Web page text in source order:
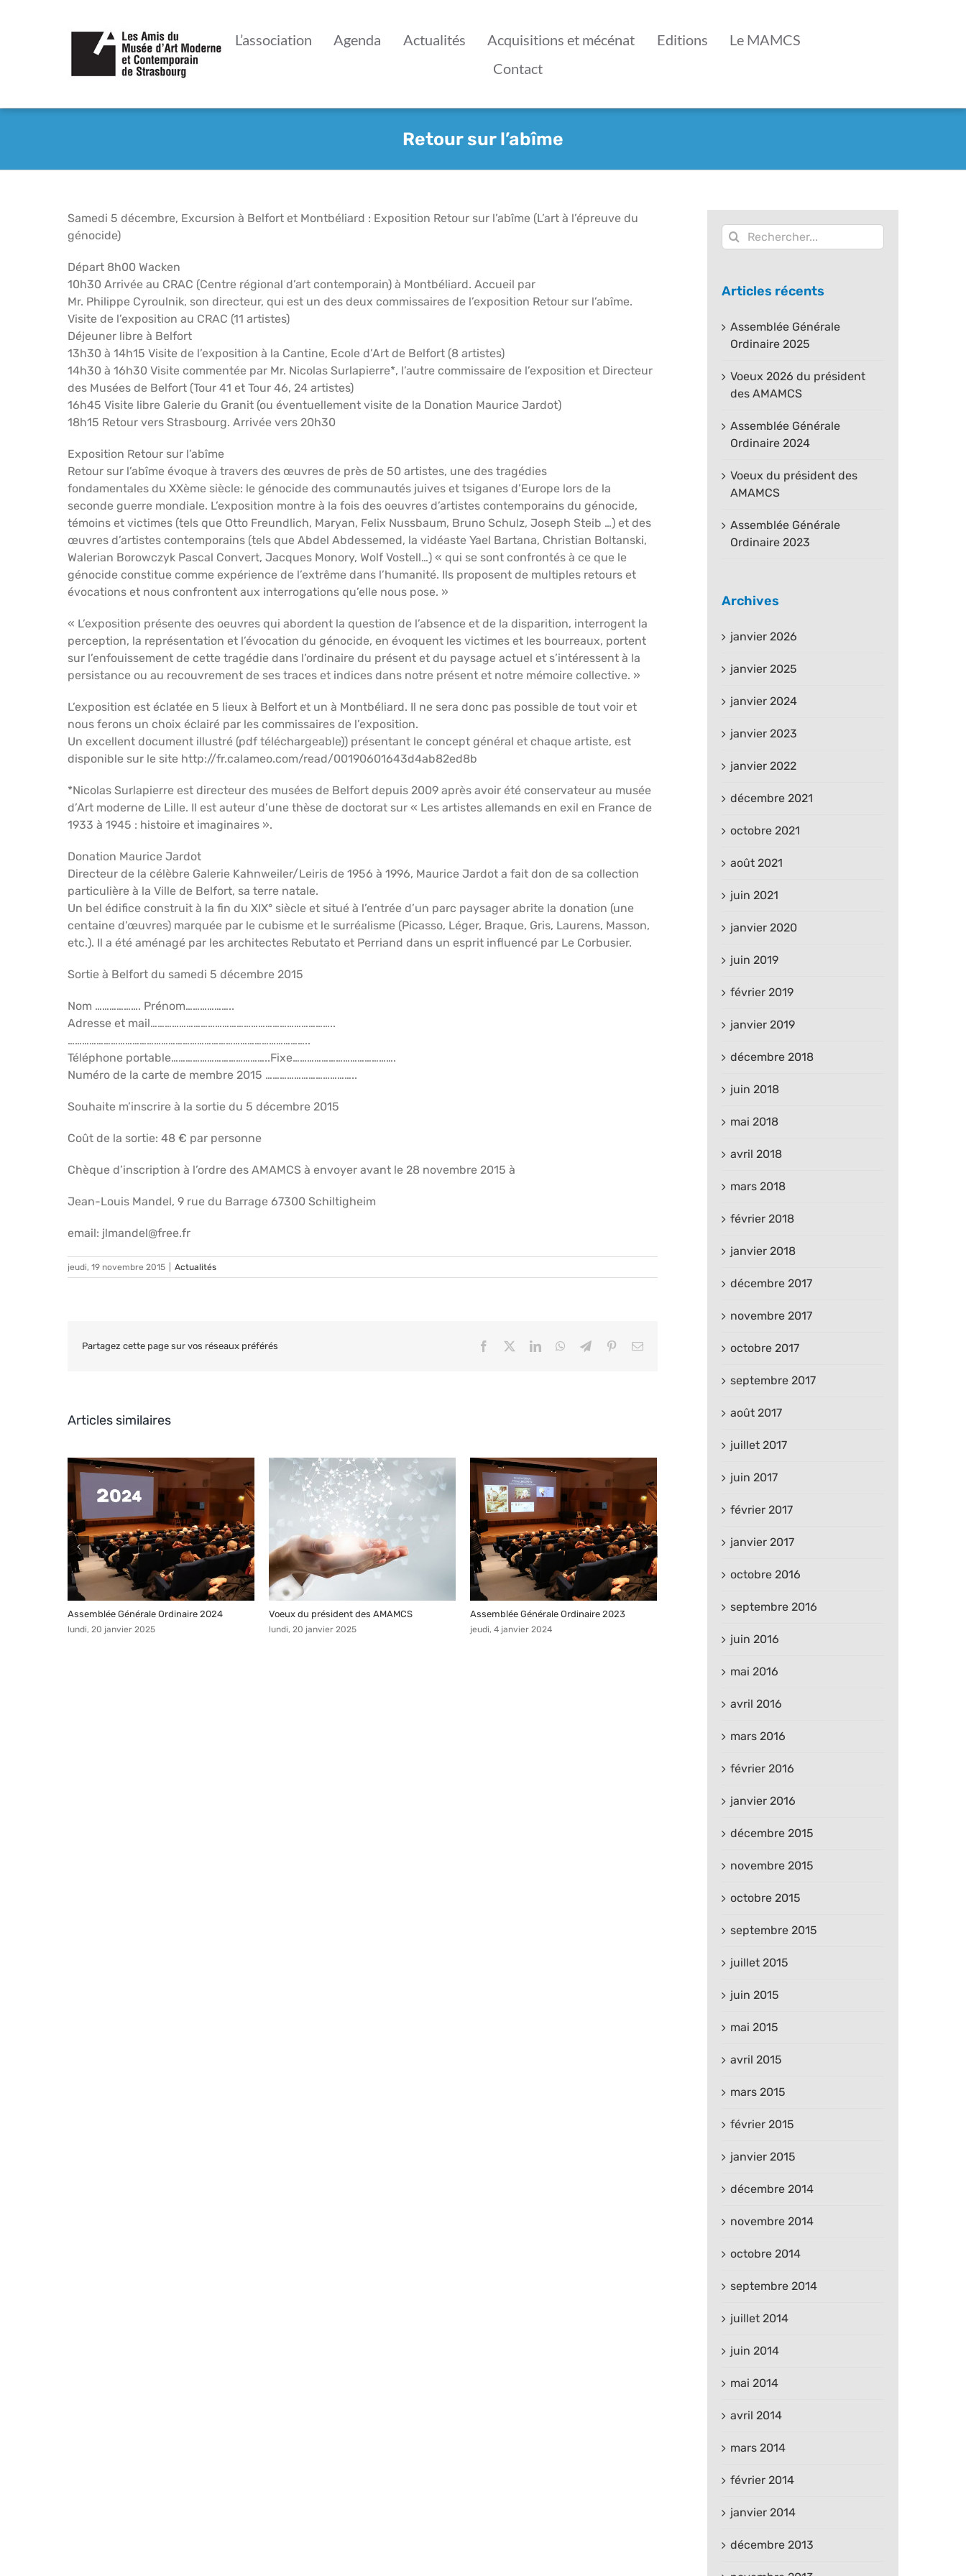
L’association Agenda Actualités Acquisitions et mécénat Editions
Le MAMCS
Contact
Retour sur l’abîme
Samedi 5 décembre, Excursion à Belfort et Montbéliard : Exposition Retour sur l’abîme (L’art à l’épreuve du
génocide)
Départ 8h00 Wacken
10h30 Arrivée au CRAC (Centre régional d’art contemporain) à Montbéliard. Accueil par
Mr. Philippe Cyroulnik, son directeur, qui est un des deux commissaires de l’exposition Retour sur l’abîme.
Visite de l’exposition au CRAC (11 artistes)
Déjeuner libre à Belfort
13h30 à 14h15 Visite de l’exposition à la Cantine, Ecole d’Art de Belfort (8 artistes)
14h30 à 16h30 Visite commentée par Mr. Nicolas Surlapierre*, l’autre commissaire de l’exposition et Directeur
des Musées de Belfort (Tour 41 et Tour 46, 24 artistes)
16h45 Visite libre Galerie du Granit (ou éventuellement visite de la Donation Maurice Jardot)
18h15 Retour vers Strasbourg. Arrivée vers 20h30
Exposition Retour sur l’abîme
Retour sur l’abîme évoque à travers des œuvres de près de 50 artistes, une des tragédies
fondamentales du XXème siècle: le génocide des communautés juives et tsiganes d’Europe lors de la
seconde guerre mondiale. L’exposition montre à la fois des oeuvres d’artistes contemporains du génocide,
témoins et victimes (tels que Otto Freundlich, Maryan, Felix Nussbaum, Bruno Schulz, Joseph Steib …) et des
œuvres d’artistes contemporains (tels que Abdel Abdessemed, la vidéaste Yael Bartana, Christian Boltanski,
Walerian Borowczyk Pascal Convert, Jacques Monory, Wolf Vostell…) « qui se sont confrontés à ce que le
génocide constitue comme expérience de l’extrême dans l’humanité. Ils proposent de multiples retours et
évocations et nous confrontent aux interrogations qu’elle nous pose. »
« L’exposition présente des oeuvres qui abordent la question de l’absence et de la disparition, interrogent la
perception, la représentation et l’évocation du génocide, en évoquent les victimes et les bourreaux, portent
sur l’enfouissement de cette tragédie dans l’ordinaire du présent et du paysage actuel et s’intéressent à la
persistance ou au recouvrement de ses traces et indices dans notre présent et notre mémoire collective. »
L’exposition est éclatée en 5 lieux à Belfort et un à Montbéliard. Il ne sera donc pas possible de tout voir et
nous ferons un choix éclairé par les commissaires de l’exposition.
Un excellent document illustré (pdf téléchargeable)) présentant le concept général et chaque artiste, est
disponible sur le site http://fr.calameo.com/read/00190601643d4ab82ed8b
*Nicolas Surlapierre est directeur des musées de Belfort depuis 2009 après avoir été conservateur au musée
d’Art moderne de Lille. Il est auteur d’une thèse de doctorat sur « Les artistes allemands en exil en France de
1933 à 1945 : histoire et imaginaires ».
Donation Maurice Jardot
Directeur de la célèbre Galerie Kahnweiler/Leiris de 1956 à 1996, Maurice Jardot a fait don de sa collection
particulière à la Ville de Belfort, sa terre natale.
Un bel édifice construit à la fin du XIX° siècle et situé à l’entrée d’un parc paysager abrite la donation (une
centaine d’œuvres) marquée par le cubisme et le surréalisme (Picasso, Léger, Braque, Gris, Laurens, Masson,
etc.). Il a été aménagé par les architectes Rebutato et Perriand dans un esprit influencé par Le Corbusier.
Sortie à Belfort du samedi 5 décembre 2015
Nom ………………. Prénom………………..
Adresse et mail…………………………………………………………………..
………………………………………………………………………………………..
Téléphone portable…………………………………..Fixe…………………………………….
Numéro de la carte de membre 2015 ………………………………..
Souhaite m’inscrire à la sortie du 5 décembre 2015
Coût de la sortie: 48 € par personne
Chèque d’inscription à l’ordre des AMAMCS à envoyer avant le 28 novembre 2015 à
Jean-Louis Mandel, 9 rue du Barrage 67300 Schiltigheim
email: jlmandel@free.fr
jeudi, 19 novembre 2015 Actualités
Partagez cette page sur vos réseaux préférés Facebook LinkedInWhatsApp
TelegramPinterestEmail
Articles similaires
Assemblée Générale Ordinaire 2024
lundi, 20 janvier 2025
Voeux du président des AMAMCS
lundi, 20 janvier 2025
Assemblée Générale Ordinaire 2023
jeudi, 4 janvier 2024
Rechercher:
Articles récents
Assemblée Générale
Ordinaire 2025
Voeux 2026 du président
des AMAMCS
Assemblée Générale
Ordinaire 2024
Voeux du président des
AMAMCS
Assemblée Générale
Ordinaire 2023
Archives
janvier 2026
janvier 2025
janvier 2024
janvier 2023
janvier 2022
décembre 2021
octobre 2021
août 2021
juin 2021
janvier 2020
juin 2019
février 2019
janvier 2019
décembre 2018
juin 2018
mai 2018
avril 2018
mars 2018
février 2018
janvier 2018
décembre 2017
novembre 2017
octobre 2017
septembre 2017
août 2017
juillet 2017
juin 2017
février 2017
janvier 2017
octobre 2016
septembre 2016
juin 2016
mai 2016
avril 2016
mars 2016
février 2016
janvier 2016
décembre 2015
novembre 2015
octobre 2015
septembre 2015
juillet 2015
juin 2015
mai 2015
avril 2015
mars 2015
février 2015
janvier 2015
décembre 2014
novembre 2014
octobre 2014
septembre 2014
juillet 2014
juin 2014
mai 2014
avril 2014
mars 2014
février 2014
janvier 2014
décembre 2013